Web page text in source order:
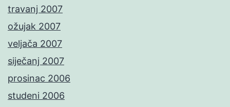
travanj 2007
ožujak 2007
veljača 2007
siječanj 2007
prosinac 2006
studeni 2006